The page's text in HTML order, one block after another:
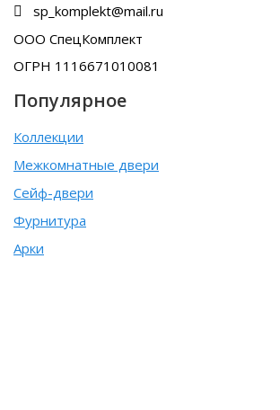
sp_komplekt@mail.ru
ООО СпецКомплект
ОГРН 1116671010081
Популярное
Коллекции
Межкомнатные двери
Сейф-двери
Фурнитура
Арки